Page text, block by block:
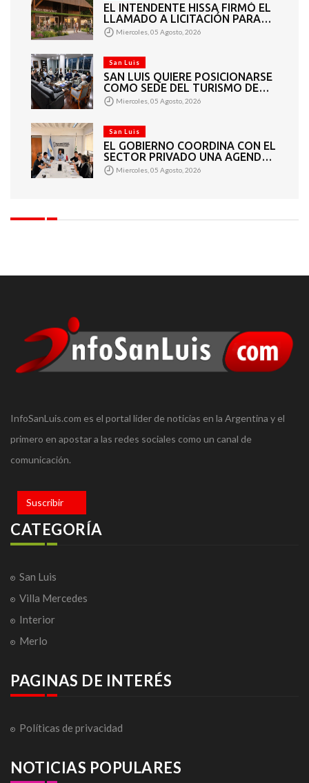
EL INTENDENTE HISSA FIRMÓ EL
LLAMADO A LICITACIÓN PARA
CONSTRUIR EL PASEO
FERROVIARIO PARA
VENDEDORES
Miercoles, 05 Agosto, 2026
San Luis
SAN LUIS QUIERE POSICIONARSE
COMO SEDE DEL TURISMO DE
REUNIONES
Miercoles, 05 Agosto, 2026
San Luis
EL GOBIERNO COORDINA CON EL
SECTOR PRIVADO UNA AGENDA
DE GRANDES EVENTOS
Miercoles, 05 Agosto, 2026
InfoSanLuis.com es el portal líder de noticias en la Argentina y el
primero en apostar a las redes sociales como un canal de
comunicación.
Suscribir
CATEGORÍA
San Luis
Villa Mercedes
Interior
Merlo
PAGINAS DE INTERÉS
Políticas de privacidad
NOTICIAS POPULARES